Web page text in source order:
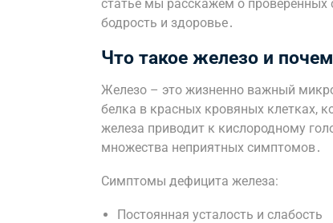
статье мы расскажем о проверенных
бодрость и здоровье․
Что такое железо и
Железо – это жизненно важный
белка в красных кровяных клетках,
железа приводит к кислородному
множества неприятных симптомов․
Симптомы дефицита железа:
Постоянная усталость и слабость